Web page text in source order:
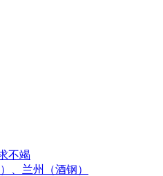
不竭
、兰州（酒钢）